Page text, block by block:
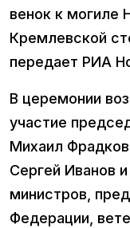
венок к могиле
Кремлевской
передает РИА
В церемонии
участие
Михаил
Сергей Иванов
министров,
Федерации,